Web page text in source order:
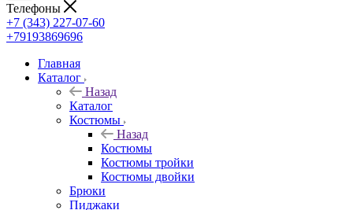
Телефоны
+7 (343) 227-07-60
+79193869696
Главная
Каталог
Назад
Каталог
Костюмы
Назад
Костюмы
Костюмы тройки
Костюмы двойки
Брюки
Пиджаки